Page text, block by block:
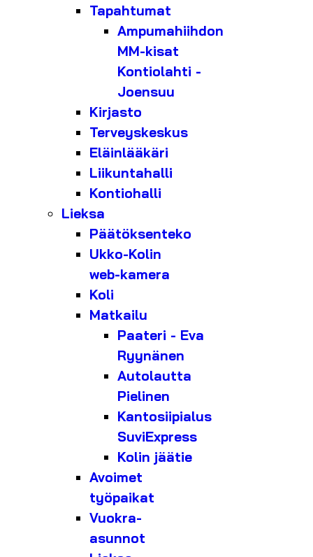
Tapahtumat
Ampumahiihdon
MM-kisat
Kontiolahti -
Joensuu
Kirjasto
Terveyskeskus
Eläinlääkäri
Liikuntahalli
Kontiohalli
Lieksa
Päätöksenteko
Ukko-Kolin
web-kamera
Koli
Matkailu
Paateri - Eva
Ryynänen
Autolautta
Pielinen
Kantosiipialus
SuviExpress
Kolin jäätie
Avoimet
työpaikat
Vuokra-
asunnot